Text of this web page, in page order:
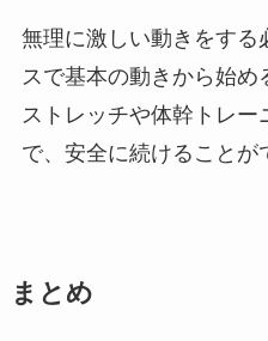
無理に激しい動きをする
スで基本の動きから始め
ストレッチや体幹トレー
で、安全に続けることが
まとめ